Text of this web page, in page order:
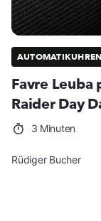
AUTOMATIKUHREN
Favre Leuba
Raider Day
3 Minuten
Rüdiger Bucher